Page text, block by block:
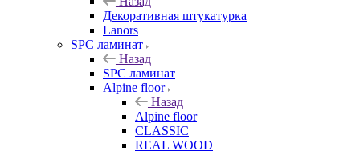
Декоративная штукатурка
Lanors
SPC ламинат
Назад
SPC ламинат
Alpine floor
Назад
Alpine floor
CLASSIC
REAL WOOD